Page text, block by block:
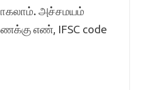
அச்சமயம்
எண், IFSC code